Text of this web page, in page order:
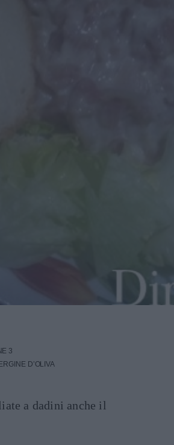
3
D’OLIVA
a dadini anche il